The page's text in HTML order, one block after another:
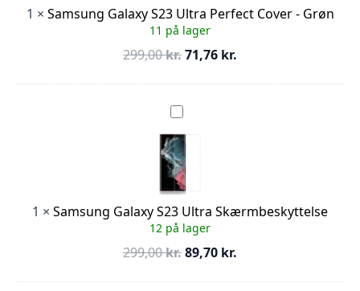
1 × Samsung Galaxy S23 Ultra Perfect Cover - Grøn
11 på lager
299,00kr.Den
pris
71,76 kr.
pris
Samsung
Galaxy
S23
Ultra
Skærmbeskyttelse
1 × Samsung Galaxy S23 Ultra Skærmbeskyttelse
12 på lager
299,00kr.Den
pris
89,70 kr.
pris